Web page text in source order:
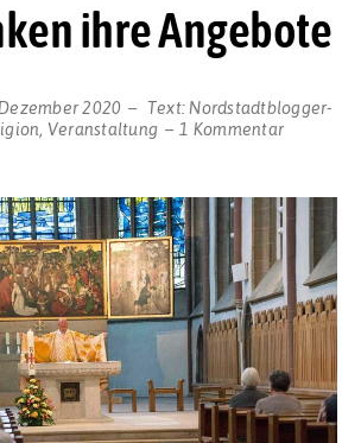
ihre Angebote
2020 Text: Nordstadtblogger-
, Veranstaltung 1 Kommentarzu
Dortmund
teilweise
abgesagt
–
Pastorale
Räume
ihre
Angebote